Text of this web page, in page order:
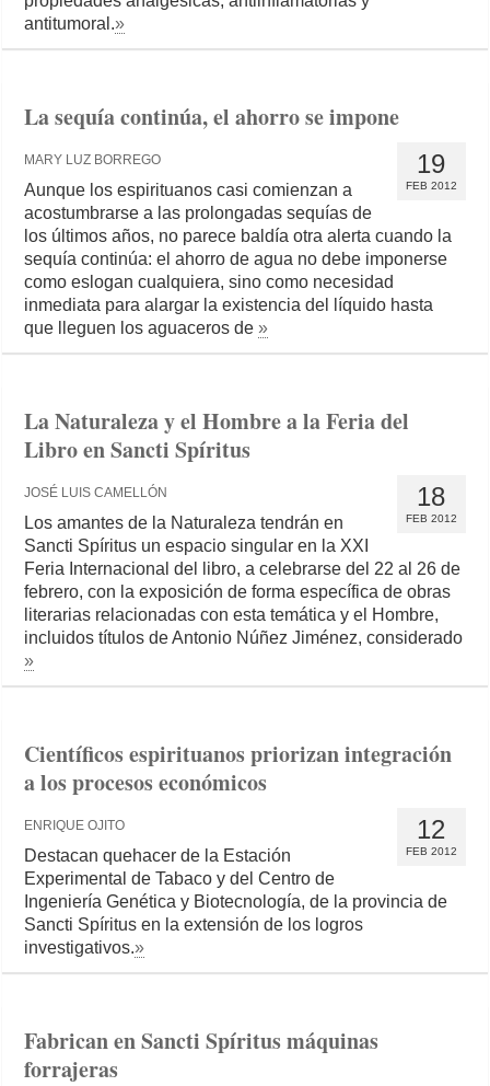
antitumoral.»
La sequía continúa, el ahorro se impone
19
FEB 2012
MARY LUZ BORREGO
Aunque los espirituanos casi comienzan a
acostumbrarse a las prolongadas sequías de
los últimos años, no parece baldía otra alerta cuando la
sequía continúa: el ahorro de agua no debe imponerse
como eslogan cualquiera, sino como necesidad
inmediata para alargar la existencia del líquido hasta
que lleguen los aguaceros de»
La Naturaleza y el Hombre a la Feria del
Libro en Sancti Spíritus
18
FEB 2012
JOSÉ LUIS CAMELLÓN
Los amantes de la Naturaleza tendrán en
Sancti Spíritus un espacio singular en la XXI
Feria Internacional del libro, a celebrarse del 22 al 26 de
febrero, con la exposición de forma específica de obras
literarias relacionadas con esta temática y el Hombre,
incluidos títulos de Antonio Núñez Jiménez, considerado
»
Científicos espirituanos priorizan integración
a los procesos económicos
12
FEB 2012
ENRIQUE OJITO
Destacan quehacer de la Estación
Experimental de Tabaco y del Centro de
Ingeniería Genética y Biotecnología, de la provincia de
Sancti Spíritus en la extensión de los logros
investigativos.»
Fabrican en Sancti Spíritus máquinas
forrajeras